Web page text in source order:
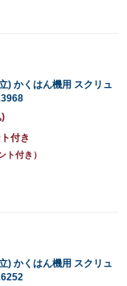
) かくはん機用 スクリュ
)
付き
ト付き）
) かくはん機用 スクリュ